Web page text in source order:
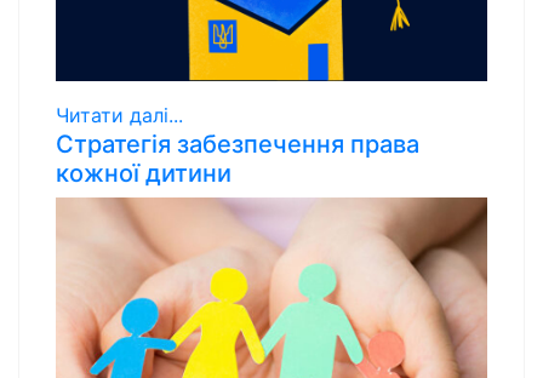
Читати далі...
Стратегія забезпечення права
кожної дитини